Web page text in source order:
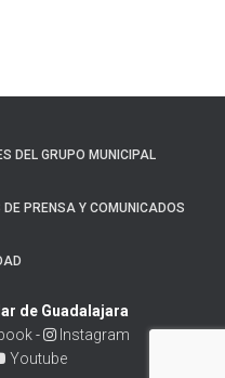
DEL GRUPO MUNICIPAL
DE PRENSA Y COMUNICADOS
de Guadalajara
-
Instagram
Youtube